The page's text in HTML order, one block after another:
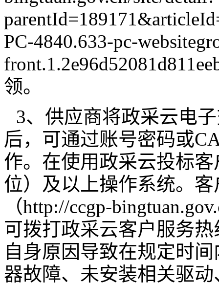
PC-4840.633-pc-
领。
3、供应商将政采云电
后，可通过账号密码或
作。在使用政采云投标
位）及以上操作系统。
（http://ccgp-
可拨打政采云客户服务
自身原因导致在规定时
器故障、未安装相关驱